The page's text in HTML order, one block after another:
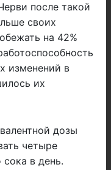
после такой
своих
на 42%
изменений в
их
дозы
четыре
сока в день.